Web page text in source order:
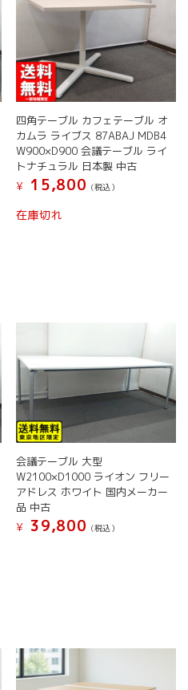
四角テーブル カフェテーブル オ
カムラ ライブス 87ABAJ MDB4
W900×D900 会議テーブル ライ
トナチュラル 日本製 中古
¥
15,800 (税込）
在庫切れ
会議テーブル 大型
W2100×D1000 ライオン フリー
アドレス ホワイト 国内メーカー
品 中古
¥
39,800 (税込）